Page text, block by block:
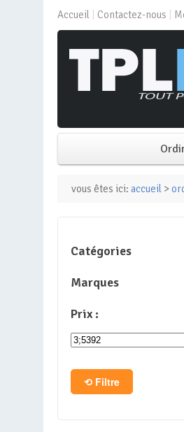
Accueil Contactez-nous
PC de bureau
Mini PC
PC Tout-en-un
Tablettes
vous êtes ici: accueil >
Catégories
Marques
Prix :
Filtre